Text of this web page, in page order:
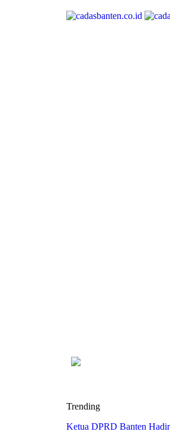
Trending
Ketua DPRD Banten